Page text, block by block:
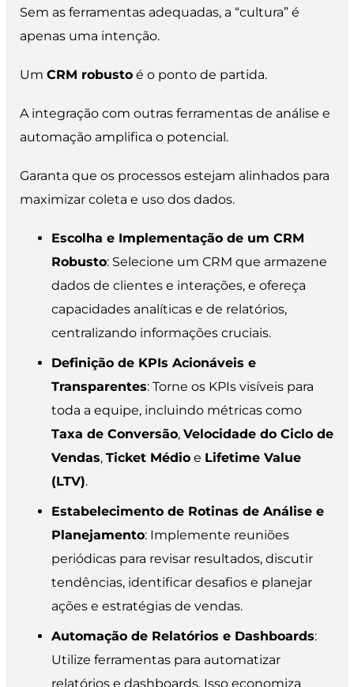
Sem as ferramentas adequadas, a “cultura” é
apenas uma intenção.
Um CRM robusto é o ponto de partida.
A integração com outras ferramentas de análise e
automação amplifica o potencial.
Garanta que os processos estejam alinhados para
maximizar coleta e uso dos dados.
Escolha e Implementação de um CRM
Robusto: Selecione um CRM que armazene
dados de clientes e interações, e ofereça
capacidades analíticas e de relatórios,
centralizando informações cruciais.
Definição de KPIs Acionáveis e
Transparentes: Torne os KPIs visíveis para
toda a equipe, incluindo métricas como
Taxa de Conversão, Velocidade do Ciclo de
Vendas, Ticket Médio e Lifetime Value
(LTV).
Estabelecimento de Rotinas de Análise e
Planejamento: Implemente reuniões
periódicas para revisar resultados, discutir
tendências, identificar desafios e planejar
ações e estratégias de vendas.
Automação de Relatórios e Dashboards:
Utilize ferramentas para automatizar
relatórios e dashboards. Isso economiza